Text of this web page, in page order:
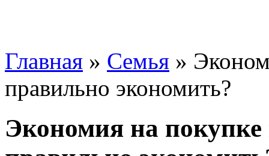
Главная » Семья »
правильно экономить?
Экономия на